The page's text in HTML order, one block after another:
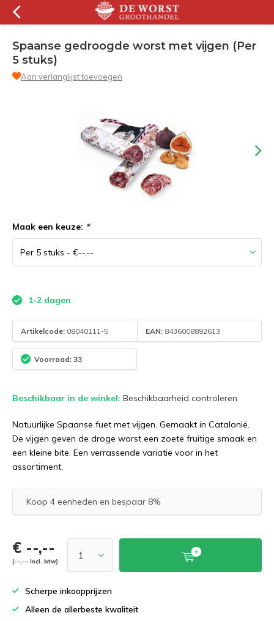
Spaanse gedroogde worst met vijgen (Per
5 stuks)
Aan verlanglijst toevoegen
Maak een keuze: *
1-2 dagen
Artikelcode: 08040111-5 EAN: 8436008892613
Voorraad: 33
Beschikbaar in de winkel: Beschikbaarheid controleren
Natuurlijke Spaanse fuet met vijgen. Gemaakt in Catalonië.
De vijgen geven de droge worst een zoete fruitige smaak en
een kleine bite. Een verrassende variatie voor in het
assortiment.
Koop 4 eenheden en bespaar 8%
€ --,--
(--,-- Incl. btw)
Scherpe inkoopprijzen
Alleen de allerbeste kwaliteit